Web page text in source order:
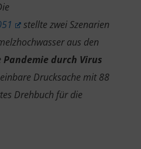
stellte zwei Szenarien
aus den
Pandemie durch Virus
Drucksache mit 88
Drehbuch für die